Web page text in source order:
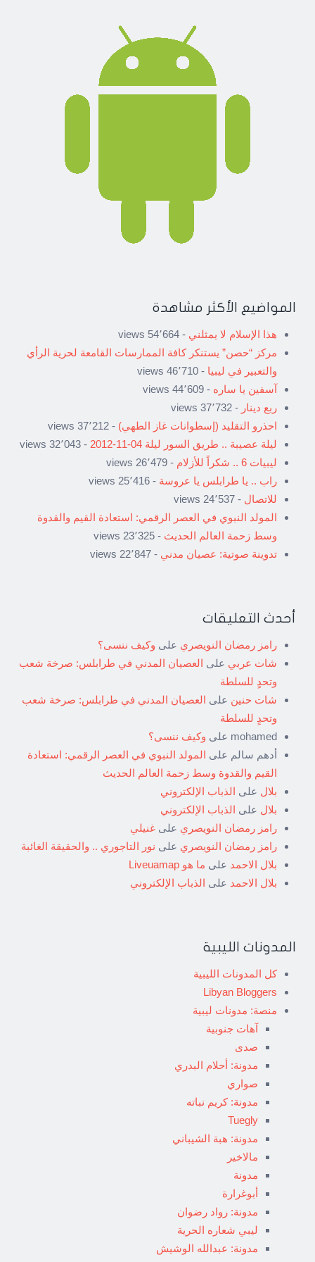
المواضيع الأكثر مشاهدة
هذا الإسلام لا يمثلني - 54٬664 views
مركز “حصن” يستنكر كافة الممارسات القامعة لحرية الرأي
والتعبير في ليبيا - 46٬710 views
آسفين يا ساره - 44٬609 views
ربع دينار - 37٬732 views
احذرو التقليد (إسطوانات غاز الطهي) - 37٬212 views
ليلة عصيبة .. طريق السور ليلة 04-11-2012
- 32٬043 views
ليبيات 6 .. شكراً للأزلام
- 26٬479 views
راب .. يا طرابلس يا عروسة - 25٬416 views
للاتصال - 24٬537 views
المولد النبوي في العصر الرقمي: استعادة القيم والقدوة
وسط زحمة العالم الحديث - 23٬325 views
تدوينة صوتية: عصيان مدني - 22٬847 views
أحدث التعليقات
رامز رمضان النويصري على وكيف ننسى؟
شات عربي على العصيان المدني في طرابلس: صرخة شعب
وتحدٍ للسلطة
شات حنين على العصيان المدني في طرابلس: صرخة شعب
وتحدٍ للسلطة
mohamed على وكيف ننسى؟
أدهم سالم على المولد النبوي في العصر الرقمي: استعادة
القيم والقدوة وسط زحمة العالم الحديث
بلال على الذباب الإلكتروني
بلال على الذباب الإلكتروني
رامز رمضان النويصري على غنيلي
رامز رمضان النويصري على نور التاجوري .. والحقيقة الغائبة
بلال الاحمد على ما هو Liveuamap
بلال الاحمد على الذباب الإلكتروني
المدونات الليبية
كل المدونات الليبية
Libyan Bloggers
منصة: مدونات ليبية
آهات جنوبية
صدى
مدونة: أحلام البدري
صواري
مدونة: كريم نباته
Tuegly
مدونة: هبة الشيباني
مالاخير
مدونة
أبوغرارة
مدونة: رواد رضوان
ليبي شعاره الحرية
مدونة: عبدالله الوشيش